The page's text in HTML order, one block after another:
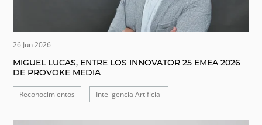
26 Jun 2026
MIGUEL LUCAS, ENTRE LOS INNOVATOR 25 EMEA 2026
DE PROVOKE MEDIA
Reconocimientos Inteligencia Artificial